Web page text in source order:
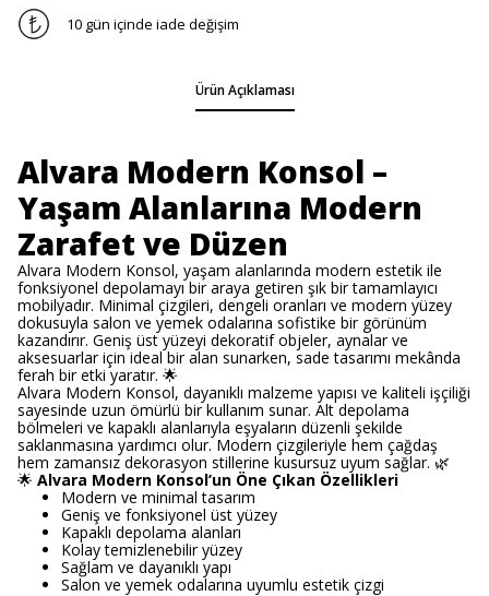
10 gün içinde iade değişim
Ürün Açıklaması
Alvara Modern Konsol –
Yaşam Alanlarına Modern
Zarafet ve Düzen
Alvara Modern Konsol, yaşam alanlarında modern estetik ile
fonksiyonel depolamayı bir araya getiren şık bir tamamlayıcı
mobilyadır. Minimal çizgileri, dengeli oranları ve modern yüzey
dokusuyla salon ve yemek odalarına sofistike bir görünüm
kazandırır. Geniş üst yüzeyi dekoratif objeler, aynalar ve
aksesuarlar için ideal bir alan sunarken, sade tasarımı mekânda
ferah bir etki yaratır. 🌟
Alvara Modern Konsol, dayanıklı malzeme yapısı ve kaliteli işçiliği
sayesinde uzun ömürlü bir kullanım sunar. Alt depolama
bölmeleri ve kapaklı alanlarıyla eşyaların düzenli şekilde
saklanmasına yardımcı olur. Modern çizgileriyle hem çağdaş
hem zamansız dekorasyon stillerine kusursuz uyum sağlar. 🌿
🌟 Alvara Modern Konsol’un Öne Çıkan Özellikleri
Modern ve minimal tasarım
Geniş ve fonksiyonel üst yüzey
Kapaklı depolama alanları
Kolay temizlenebilir yüzey
Sağlam ve dayanıklı yapı
Salon ve yemek odalarına uyumlu estetik çizgi